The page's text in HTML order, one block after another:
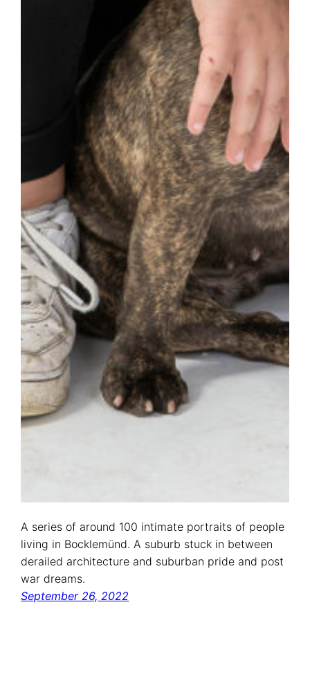
A series of around 100 intimate portraits of people
living in Bocklemünd. A suburb stuck in between
derailed architecture and suburban pride and post
war dreams.
September 26, 2022